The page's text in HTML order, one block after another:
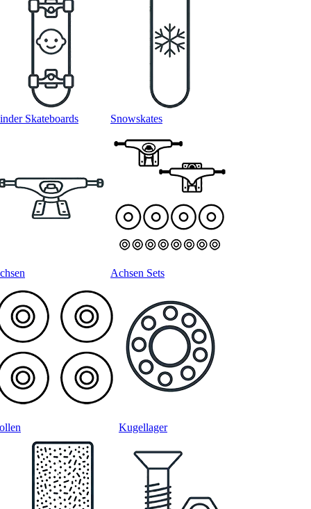
Skateboards Snowskates
Achsen Sets
Kugellager